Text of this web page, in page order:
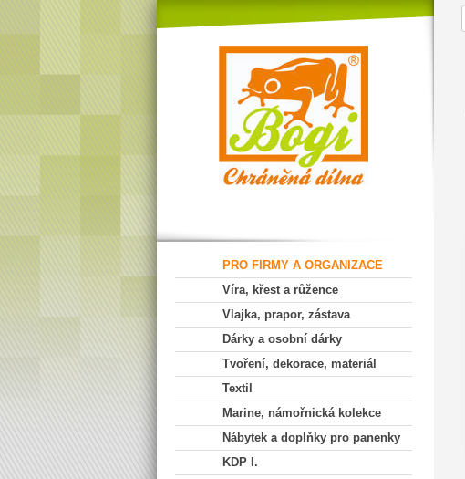
PRO FIRMY A ORGANIZACE
Víra, křest a růžence
Vlajka, prapor, zástava
Dárky a osobní dárky
Tvoření, dekorace, materiál
Textil
Marine, námořnická kolekce
Nábytek a doplňky pro panenky
KDP I.